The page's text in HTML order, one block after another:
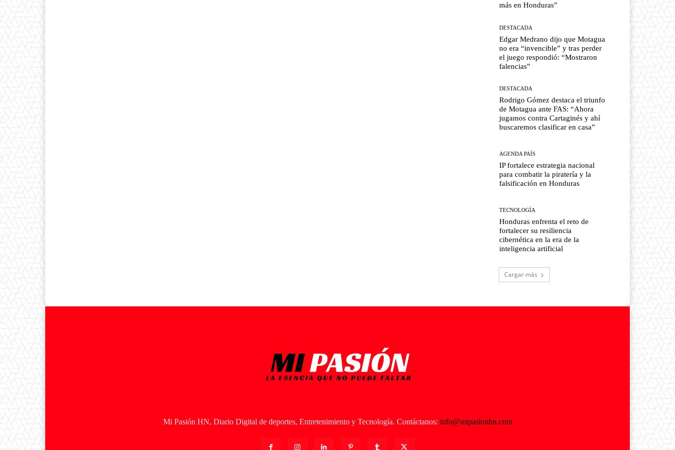
más en Honduras”
DESTACADA
Edgar Medrano dijo que Motagua
no era “invencible” y tras perder
el juego respondió: “Mostraron
falencias”
DESTACADA
Rodrigo Gómez destaca el triunfo
de Motagua ante FAS: “Ahora
jugamos contra Cartaginés y ahí
buscaremos clasificar en casa”
AGENDA PAÍS
IP fortalece estrategia nacional
para combatir la piratería y la
falsificación en Honduras
TECNOLOGÍA
Honduras enfrenta el reto de
fortalecer su resiliencia
cibernética en la era de la
inteligencia artificial
Cargar más
Mi Pasión HN, Diario Digital de deportes, Entretenimiento y Tecnología. Contáctanos: info@mipasionhn.com